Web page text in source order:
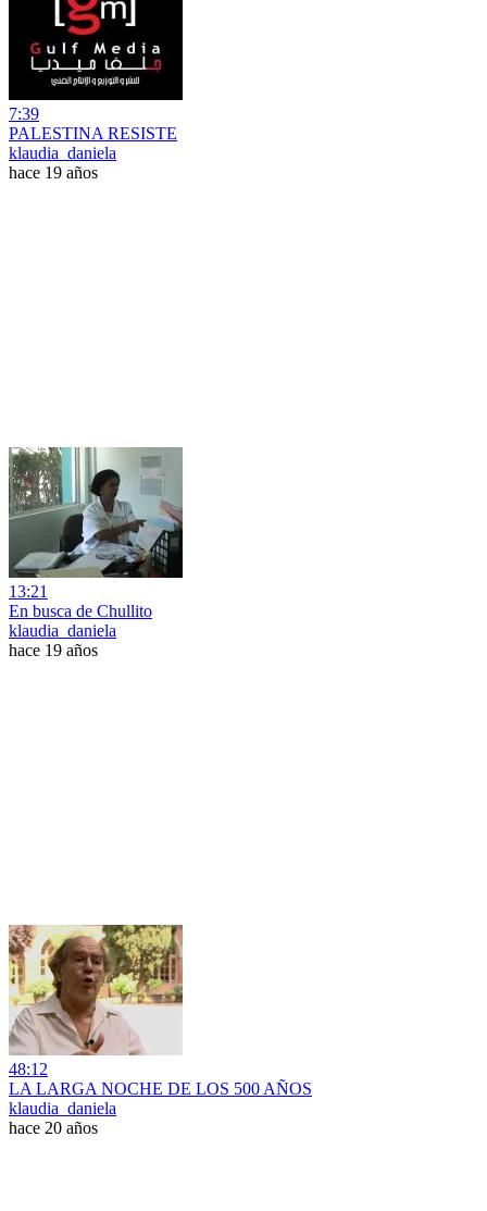
7:39
PALESTINA RESISTE
klaudia_daniela
hace 19 años
13:21
En busca de Chullito
klaudia_daniela
hace 19 años
48:12
LA LARGA NOCHE DE LOS 500 AÑOS
klaudia_daniela
hace 20 años